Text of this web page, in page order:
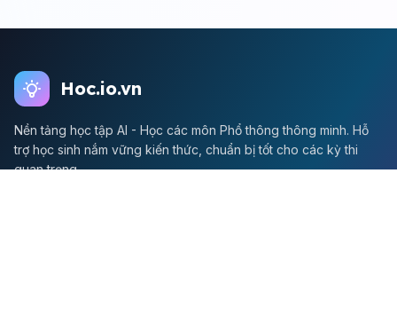
Hoc.io.vn
Nền tảng học tập AI - Học các môn Phổ thông thông minh. Hỗ
trợ học sinh nắm vững kiến thức, chuẩn bị tốt cho các kỳ thi
quan trọng.